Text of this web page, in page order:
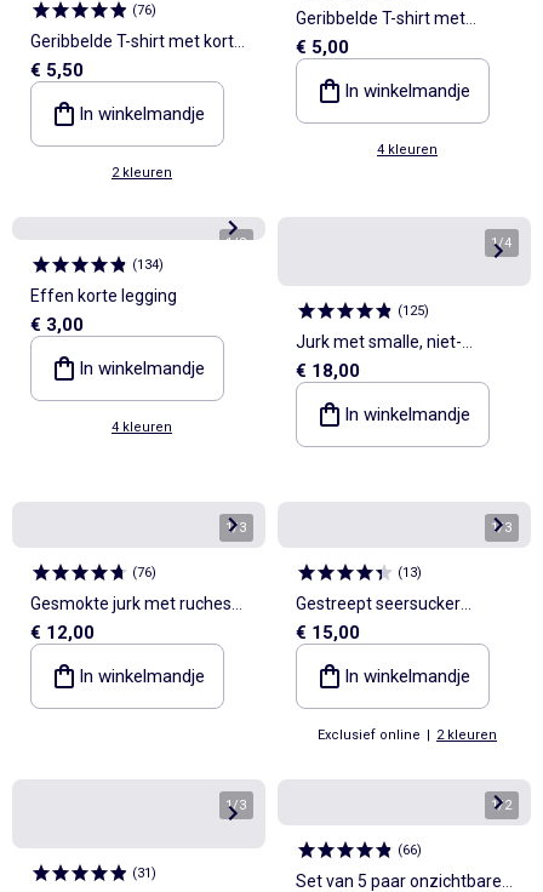
(76)
Geribbelde T-shirt met korte,
geplooide mouwen
€ 5,50
In winkelmandje
2 kleuren
Geribbelde T-shirt met
volanmouwen
€ 5,00
In winkelmandje
4 kleuren
1/2
(134)
Effen korte legging
€ 3,00
In winkelmandje
4 kleuren
1/4
(125)
Jurk met smalle, niet-
verstelbare bandjes en
borduursels
€ 18,00
In winkelmandje
1/3
(76)
Gesmokte jurk met ruches
en bandjes
€ 12,00
In winkelmandje
1/3
(13)
Gestreept seersucker
playsuit
€ 15,00
In winkelmandje
Exclusief online | 2 kleuren
1/3
(31)
1/2
(66)
Set van 5 paar onzichtbare